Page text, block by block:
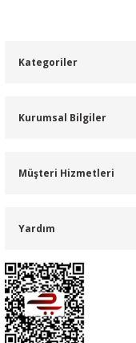
Kategoriler
Kurumsal Bilgiler
Müşteri Hizmetleri
Yardım